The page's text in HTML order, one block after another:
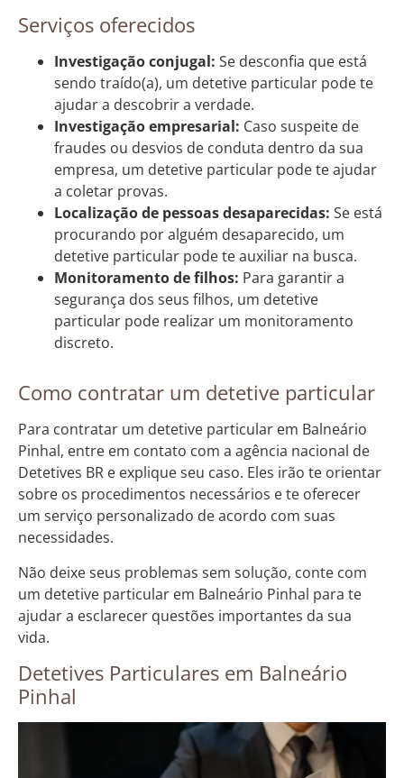
Serviços oferecidos
Investigação conjugal: Se desconfia que está
sendo traído(a), um detetive particular pode te
ajudar a descobrir a verdade.
Investigação empresarial: Caso suspeite de
fraudes ou desvios de conduta dentro da sua
empresa, um detetive particular pode te ajudar
a coletar provas.
Localização de pessoas desaparecidas: Se está
procurando por alguém desaparecido, um
detetive particular pode te auxiliar na busca.
Monitoramento de filhos: Para garantir a
segurança dos seus filhos, um detetive
particular pode realizar um monitoramento
discreto.
Como contratar um detetive particular
Para contratar um detetive particular em Balneário
Pinhal, entre em contato com a agência nacional de
Detetives BR e explique seu caso. Eles irão te orientar
sobre os procedimentos necessários e te oferecer
um serviço personalizado de acordo com suas
necessidades.
Não deixe seus problemas sem solução, conte com
um detetive particular em Balneário Pinhal para te
ajudar a esclarecer questões importantes da sua
vida.
Detetives Particulares em Balneário
Pinhal